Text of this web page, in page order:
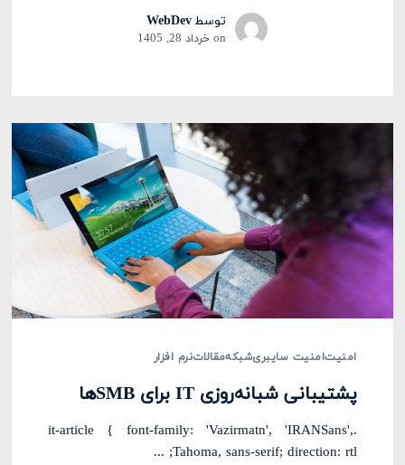
توسطWebDev
onخرداد 28, 1405
امنیتامنیت سایبریشبکهمقالاتنرم افزار
پشتیبانی شبانه‌روزی IT برای SMBها
.it-article { font-family: 'Vazirmatn', 'IRANSans',
Tahoma, sans-serif; direction: rtl; ...